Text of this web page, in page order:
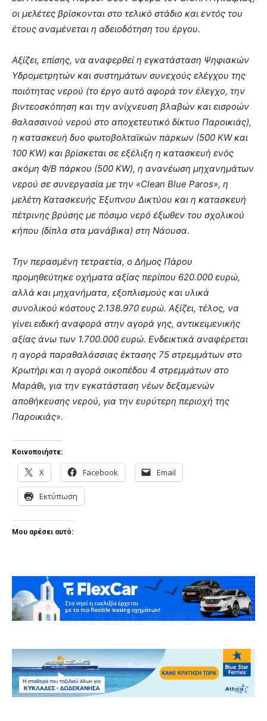
οι μελέτες βρίσκονται στο τελικό στάδιο και εντός του
έτους αναμένεται η αδειοδότηση του έργου.
Αξίζει, επίσης, να αναφερθεί η εγκατάσταση Ψηφιακών
Υδρομετρητών και συστημάτων συνεχούς ελέγχου της
ποιότητας νερού (το έργο αυτό αφορά τον έλεγχο, την
βιντεοσκόπηση και την ανίχνευση βλαβών και εισροών
θαλασσινού νερού στο αποχετευτικό δίκτυο Παροικιάς),
η κατασκευή δυο φωτοβολταϊκών πάρκων (500 KWκαι
100 KW) και βρίσκεται σε εξέλιξη η κατασκευή ενός
ακόμη Φ/Β πάρκου (500 KW), η ανανέωση μηχανημάτων
νερού σε συνεργασία με την «Clean Blue Paros», η
μελέτη Κατασκευής Έξυπνου Δικτύου και η κατασκευή
πέτρινης βρύσης με πόσιμο νερό έξωθεν του σχολικού
κήπου (δίπλα στα μανάβικα) στη Νάουσα.
Την περασμένη τετραετία, ο Δήμος Πάρου
προμηθεύτηκε οχήματα αξίας περίπου 620.000 ευρώ,
αλλά και μηχανήματα, εξοπλισμούς και υλικά
συνολικού κόστους 2.138.970 ευρώ. Αξίζει, τέλος, να
γίνει ειδική αναφορά στην αγορά γης, αντικειμενικής
αξίας άνω των 1.700.000 ευρώ. Ενδεικτικά αναφέρεται
η αγορά παραθαλάσσιας έκτασης 75 στρεμμάτων στο
Κρωτήρι και η αγορά οικοπέδου 4 στρεμμάτων στο
Μαράθι, για την εγκατάσταση νέων δεξαμενών
αποθήκευσης νερού, για την ευρύτερη περιοχή της
Παροικιάς».
Κοινοποιήστε:
X Facebook Email
Εκτύπωση
Μου αρέσει αυτό: